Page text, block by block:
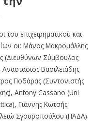
επιχειρηματικού και
οι: Μάνος Μακρομάλλης
(Διευθύνων Σύμβουλος
Βασιλειάδης
Ποδάρας (Συντονιστής
Antony Cassano (Uni
Γιάννης Κωτσής
Σγουροπούλου (ΠΑΔΑ)